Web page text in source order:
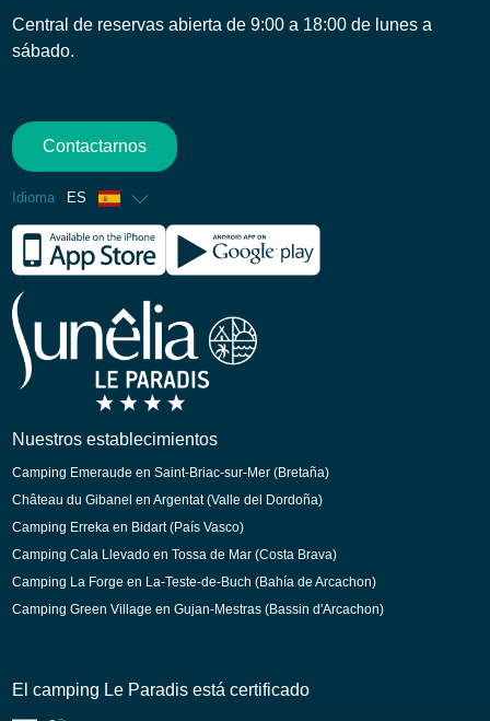
Central de reservas abierta de 9:00 a 18:00 de lunes a
sábado.
Contactarnos
Idioma ES
Francés
Inglés
Holandés
Nuestros establecimientos
Camping Emeraude en Saint-Briac-sur-Mer (Bretaña)
Château du Gibanel en Argentat (Valle del Dordoña)
Camping Erreka en Bidart (País Vasco)
Camping Cala Llevado en Tossa de Mar (Costa Brava)
Camping La Forge en La-Teste-de-Buch (Bahía de Arcachon)
Camping Green Village en Gujan-Mestras (Bassin d'Arcachon)
El camping Le Paradis está certificado